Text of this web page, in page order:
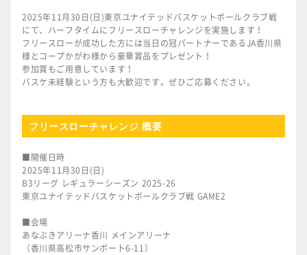
2025年11月30日(日)東京ユナイテッドバスケットボールクラブ戦
にて、ハーフタイムにフリースローチャレンジを実施します！
フリースローが成功した方には当日の冠パートナーであるJA香川県
様とコープかがわ様から豪華賞品をプレゼント！
参加賞もご用意しています！
バスケ未経験という方も大歓迎です。ぜひご応募ください。
フリースローチャレンジ 概要
■開催日時
2025年11月30日(日)
B3リーグ レギュラーシーズン 2025-26
東京ユナイテッドバスケットボールクラブ戦 GAME2
■会場
あなぶきアリーナ香川 メインアリーナ
（香川県高松市サンポート6-11）